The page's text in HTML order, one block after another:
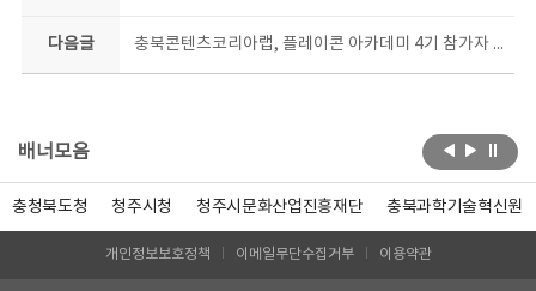
다음글 충북콘텐츠코리아랩, 플레이콘 아카데미 4기 참가자 모집
배너모음
충청북도청 청주시청 청주시문화산업진흥재단 충북과학기술혁신원
개인정보보호정책 이메일무단수집거부 이용약관